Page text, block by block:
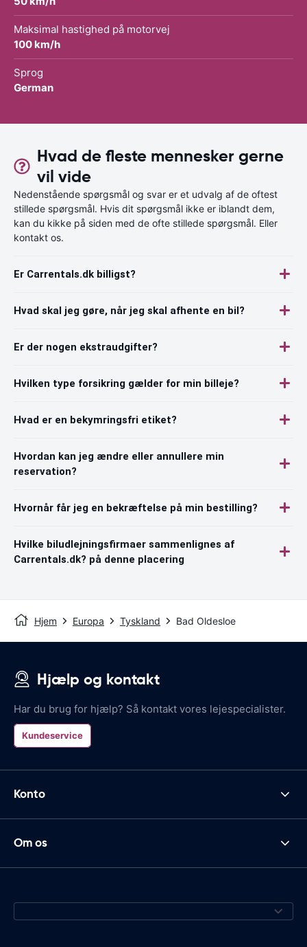
Maksimal hastighed på motorvej
100 km/h
Sprog
German
Hvad de fleste mennesker gerne
vil vide
Nedenstående spørgsmål og svar er et udvalg af de oftest
stillede spørgsmål. Hvis dit spørgsmål ikke er iblandt dem,
kan du kikke på siden med de ofte stillede spørgsmål. Eller
kontakt os.
Er Carrentals.dk billigst?
Hvad skal jeg gøre, når jeg skal afhente en bil?
Er der nogen ekstraudgifter?
Hvilken type forsikring gælder for min billeje?
Hvad er en bekymringsfri etiket?
Hvordan kan jeg ændre eller annullere min
reservation?
Hvornår får jeg en bekræftelse på min bestilling?
Hvilke biludlejningsfirmaer sammenlignes af
Carrentals.dk? på denne placering
Hjem Europa Tyskland Bad Oldesloe
Hjælp og kontakt
Har du brug for hjælp? Så kontakt vores lejespecialister.
Kundeservice
Konto
Om os